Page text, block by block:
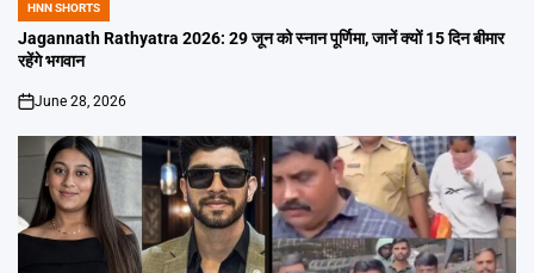
POSTED
IN
HNN SHORTS
Jagannath Rathyatra 2026: 29 जून को स्नान पूर्णिमा, जानें क्यों 15 दिन बीमार
रहेंगे भगवान
on
June 28, 2026